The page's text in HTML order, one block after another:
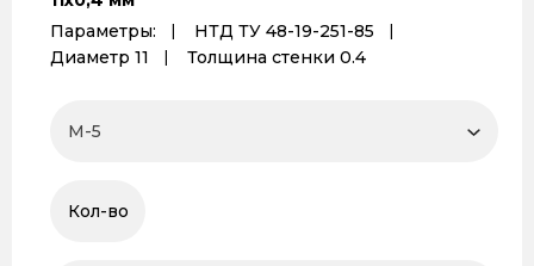
Параметры:
НТД ТУ 48-19-251-85
Диаметр 11
Толщина стенки 0.4